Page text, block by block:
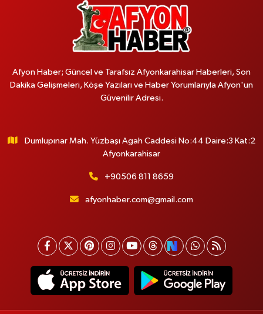
Afyon Haber; Güncel ve Tarafsız Afyonkarahisar Haberleri, Son
Dakika Gelişmeleri, Köşe Yazıları ve Haber Yorumlarıyla Afyon'un
Güvenilir Adresi.
Dumlupınar Mah. Yüzbaşı Agah Caddesi No:44 Daire:3 Kat:2
Afyonkarahisar
+90506 811 8659
afyonhaber.com@gmail.com